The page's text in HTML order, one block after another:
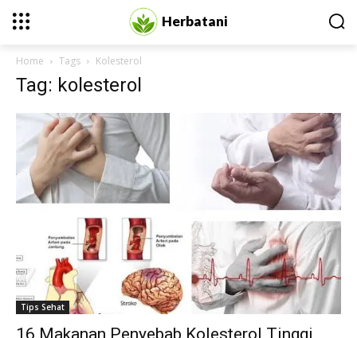
Herbatani
Home Tags Kolesterol
Tag: kolesterol
Tips Sehat